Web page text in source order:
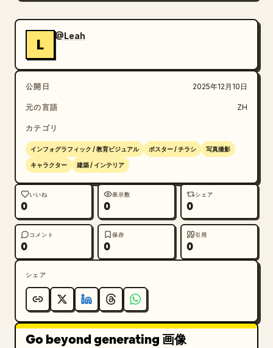
L
@Leah
公開日 2025年12月10日
元の言語 ZH
カテゴリ
インフォグラフィック / 教育ビジュアル ポスター / チラシ 写真撮影
キャラクター 建築 / インテリア
いいね
0
表示数
0
シェア
0
コメント
0
保存
0
引用
0
シェア
Go beyond generating 画像